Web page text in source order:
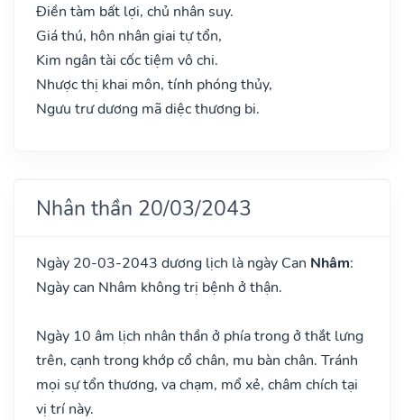
Điền tàm bất lợi, chủ nhân suy.
Giá thú, hôn nhân giai tự tổn,
Kim ngân tài cốc tiệm vô chi.
Nhược thị khai môn, tính phóng thủy,
Ngưu trư dương mã diệc thương bi.
Nhân thần 20/03/2043
Ngày 20-03-2043 dương lịch là ngày Can Nhâm:
Ngày can Nhâm không trị bệnh ở thận.
Ngày 10 âm lịch nhân thần ở phía trong ở thắt lưng
trên, cạnh trong khớp cổ chân, mu bàn chân. Tránh
mọi sự tổn thương, va chạm, mổ xẻ, châm chích tại
vị trí này.